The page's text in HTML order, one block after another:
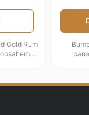
Gold Rum